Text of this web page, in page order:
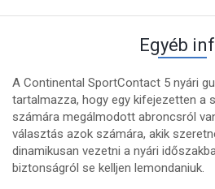
Egyéb
A Continental SportContact 5 nyári
tartalmazza, hogy egy kifejezetten a
számára megálmodott abroncsról
választás azok számára, akik
dinamikusan vezetni a nyári
biztonságról se kelljen lemondaniuk.